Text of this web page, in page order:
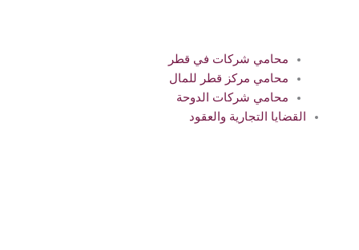
محامي شركات في قطر
محامي مركز قطر للمال
محامي شركات الدوحة
القضايا التجارية والعقود